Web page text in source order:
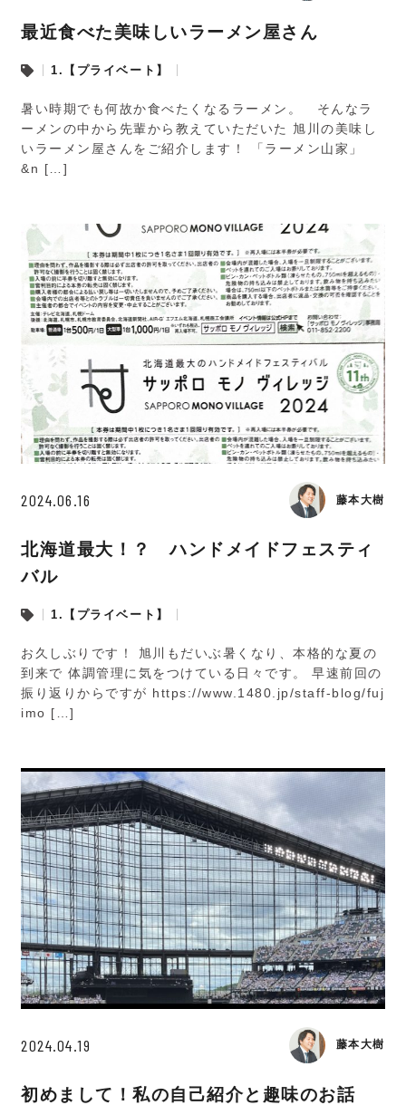
最近食べた美味しいラーメン屋さん
1.【プライベート】
暑い時期でも何故か食べたくなるラーメン。 そんなラ
ーメンの中から先輩から教えていただいた 旭川の美味し
いラーメン屋さんをご紹介します！ 「ラーメン山家」
&n […]
2024.06.16 藤本大樹
北海道最大！？ ハンドメイドフェスティ
バル
1.【プライベート】
お久しぶりです！ 旭川もだいぶ暑くなり、本格的な夏の
到来で 体調管理に気をつけている日々です。 早速前回の
振り返りからですが https://www.1480.jp/staff-blog/fuj
imo […]
2024.04.19 藤本大樹
初めまして！私の自己紹介と趣味のお話